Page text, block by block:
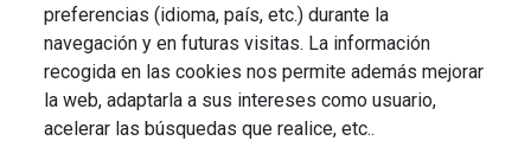
preferencias (idioma, país, etc.) durante la
navegación y en futuras visitas. La información
recogida en las cookies nos permite además mejorar
la web, adaptarla a sus intereses como usuario,
acelerar las búsquedas que realice, etc..